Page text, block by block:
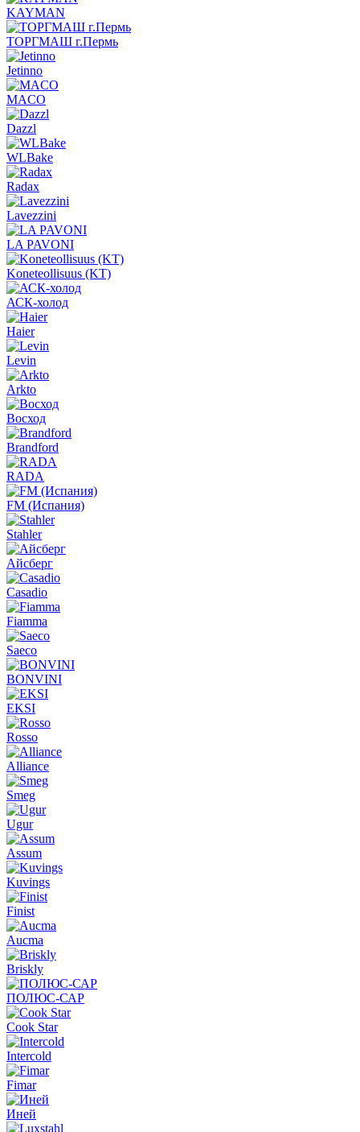
KAYMAN
ТОРГМАШ г.Пермь
Jetinno
MACO
Dazzl
WLBake
Radax
Lavezzini
LA PAVONI
Koneteollisuus (KT)
АСК-холод
Haier
Levin
Arkto
Восход
Brandford
RADA
FM (Испания)
Stahler
Айсберг
Casadio
Fiamma
Saeco
BONVINI
EKSI
Rosso
Alliance
Smeg
Ugur
Assum
Kuvings
Finist
Aucma
Briskly
ПОЛЮС-САР
Cook Star
Intercold
Fimar
Иней